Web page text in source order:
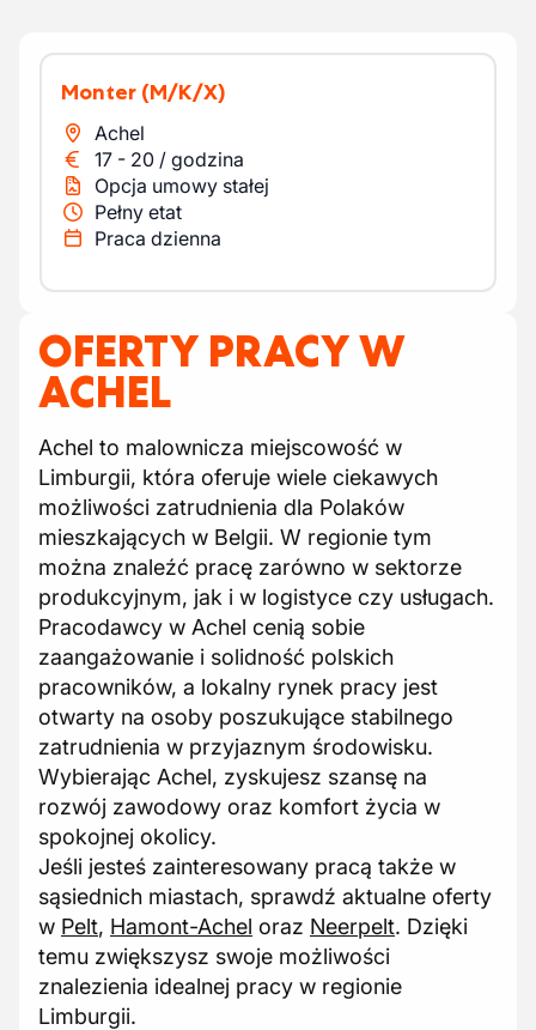
Monter (M/K/X)
Achel
17 - 20 / godzina
Opcja umowy stałej
Pełny etat
Praca dzienna
OFERTY PRACY W
ACHEL
Achel to malownicza miejscowość w
Limburgii, która oferuje wiele ciekawych
możliwości zatrudnienia dla Polaków
mieszkających w Belgii. W regionie tym
można znaleźć pracę zarówno w sektorze
produkcyjnym, jak i w logistyce czy usługach.
Pracodawcy w Achel cenią sobie
zaangażowanie i solidność polskich
pracowników, a lokalny rynek pracy jest
otwarty na osoby poszukujące stabilnego
zatrudnienia w przyjaznym środowisku.
Wybierając Achel, zyskujesz szansę na
rozwój zawodowy oraz komfort życia w
spokojnej okolicy.
Jeśli jesteś zainteresowany pracą także w
sąsiednich miastach, sprawdź aktualne oferty
w Pelt, Hamont-Achel oraz Neerpelt. Dzięki
temu zwiększysz swoje możliwości
znalezienia idealnej pracy w regionie
Limburgii.